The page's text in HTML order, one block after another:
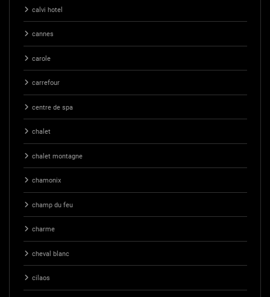
calvi hotel
cannes
carole
carrefour
centre de spa
chalet
chalet montagne
chamonix
champ du feu
charme
cheval blanc
cilaos